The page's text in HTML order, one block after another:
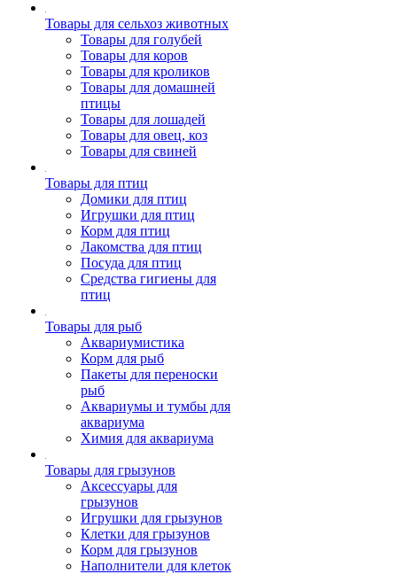
Товары для сельхоз животных
Товары для голубей
Товары для коров
Товары для кроликов
Товары для домашней
птицы
Товары для лошадей
Товары для овец, коз
Товары для свиней
Товары для птиц
Домики для птиц
Игрушки для птиц
Корм для птиц
Лакомства для птиц
Посуда для птиц
Средства гигиены для
птиц
Товары для рыб
Аквариумистика
Корм для рыб
Пакеты для переноски
рыб
Аквариумы и тумбы для
аквариума
Химия для аквариума
Товары для грызунов
Аксессуары для
грызунов
Игрушки для грызунов
Клетки для грызунов
Корм для грызунов
Наполнители для клеток